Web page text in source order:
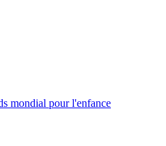
mondial pour l'enfance